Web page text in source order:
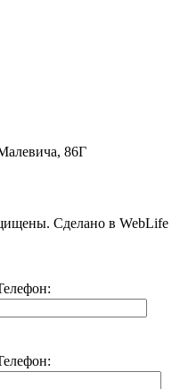
86Г
Cделано в WebLife